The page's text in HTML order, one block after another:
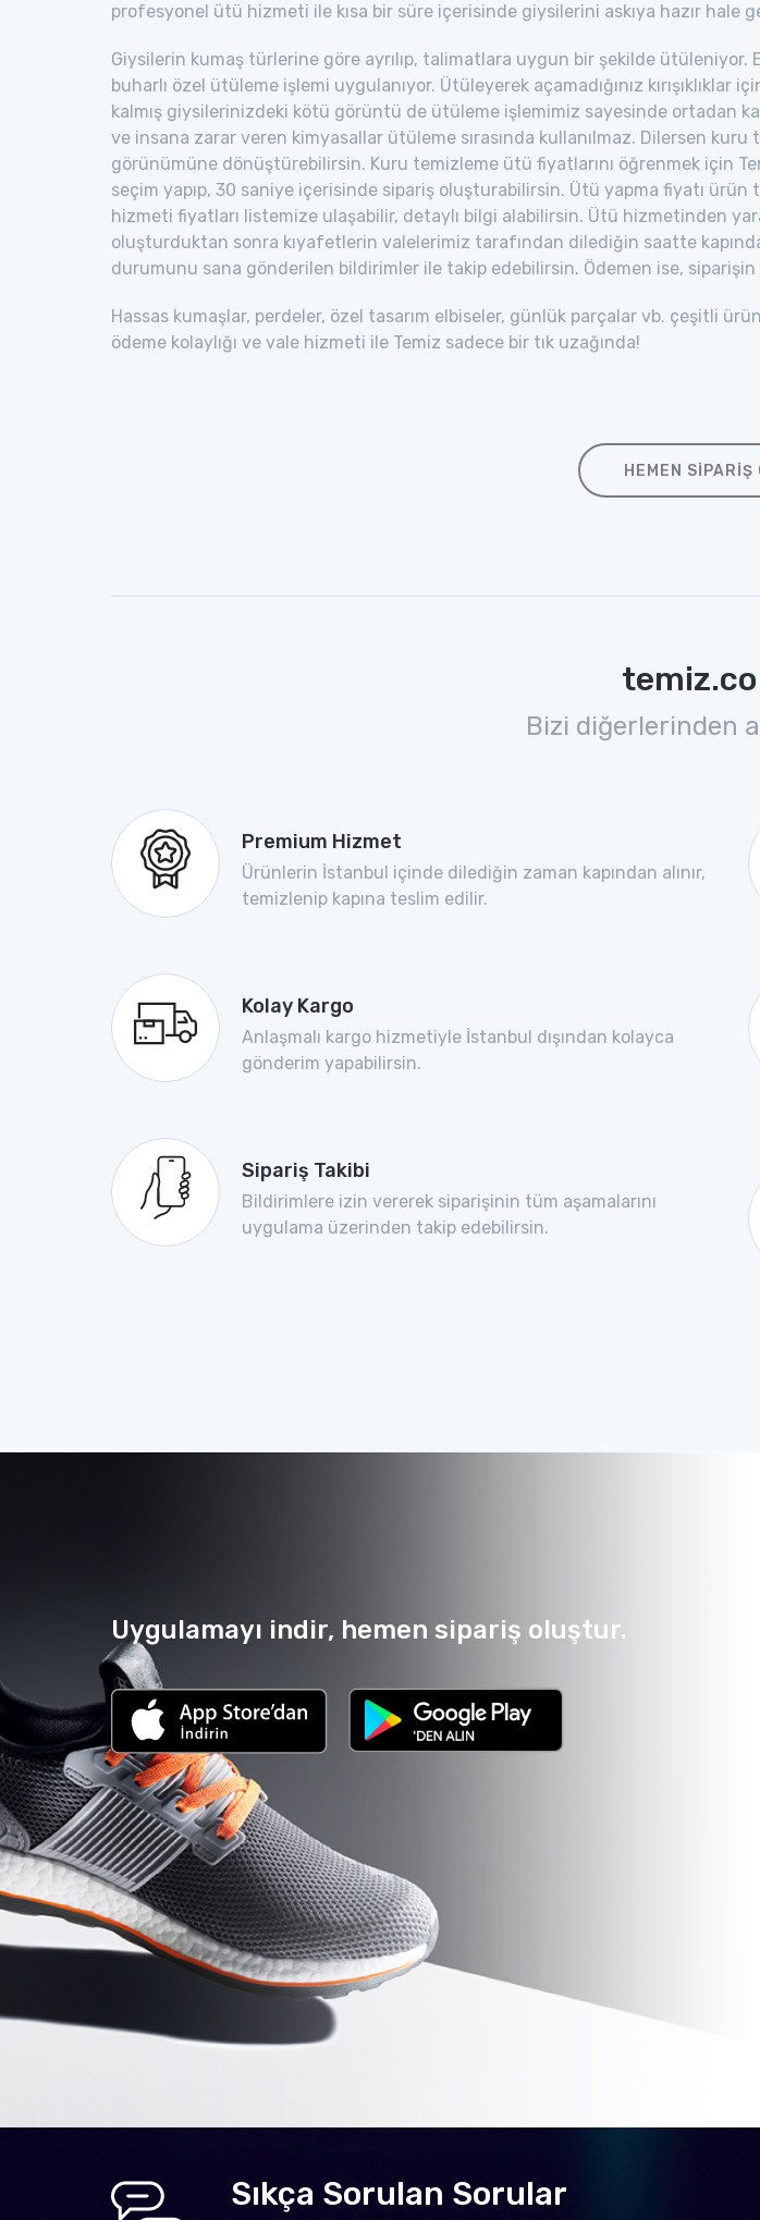
profesyonel ütü hizmeti ile kısa bir süre içerisinde giysilerini askıya hazır hale
Giysilerin kumaş türlerine göre ayrılıp, talimatlara uygun bir şekilde
buharlı özel ütüleme işlemi uygulanıyor. Ütüleyerek açamadığınız
kalmış giysilerinizdeki kötü görüntü de ütüleme işlemimiz sayesinde ortadan
ve insana zarar veren kimyasallar ütüleme sırasında kullanılmaz. Dilersen
görünümüne dönüştürebilirsin. Kuru temizleme ütü fiyatlarını öğrenmek için
seçim yapıp, 30 saniye içerisinde sipariş oluşturabilirsin. Ütü yapma fiyatı
hizmeti fiyatları listemize ulaşabilir, detaylı bilgi alabilirsin. Ütü hizmetinden
oluşturduktan sonra kıyafetlerin valelerimiz tarafından dilediğin saatte
durumunu sana gönderilen bildirimler ile takip edebilirsin. Ödemen ise,
Hassas kumaşlar, perdeler, özel tasarım elbiseler, günlük parçalar vb. çeşitli
ödeme kolaylığı ve vale hizmeti ile Temiz sadece bir tık uzağında!
HEMEN SIPARIŞ
temiz.co
Bizi diğerlerinden
Premium Hizmet
Ürünlerin İstanbul içinde dilediğin zaman kapından alınır,
temizlenip kapına teslim edilir.
Kolay Kargo
Anlaşmalı kargo hizmetiyle İstanbul dışından kolayca
gönderim yapabilirsin.
Sipariş Takibi
Bildirimlere izin vererek siparişinin tüm aşamalarını
uygulama üzerinden takip edebilirsin.
Uygulamayı indir, hemen sipariş oluştur.
Sıkça Sorulan Sorular